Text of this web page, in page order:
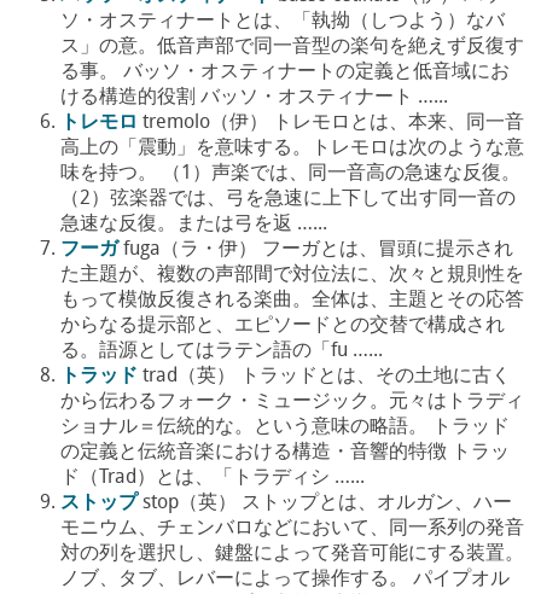
ソ・オスティナートとは、「執拗（しつよう）なバ
ス」の意。低音声部で同一音型の楽句を絶えず反復す
る事。 バッソ・オスティナートの定義と低音域にお
ける構造的役割 バッソ・オスティナート …...
トレモロ tremolo（伊） トレモロとは、本来、同一音
高上の「震動」を意味する。トレモロは次のような意
味を持つ。 （1）声楽では、同一音高の急速な反復。
（2）弦楽器では、弓を急速に上下して出す同一音の
急速な反復。または弓を返 …...
フーガ fuga（ラ・伊） フーガとは、冒頭に提示され
た主題が、複数の声部間で対位法に、次々と規則性を
もって模倣反復される楽曲。全体は、主題とその応答
からなる提示部と、エピソードとの交替で構成され
る。語源としてはラテン語の「fu …...
トラッド trad（英） トラッドとは、その土地に古く
から伝わるフォーク・ミュージック。元々はトラディ
ショナル＝伝統的な。という意味の略語。 トラッド
の定義と伝統音楽における構造・音響的特徴 トラッ
ド（Trad）とは、「トラディシ …...
ストップ stop（英） ストップとは、オルガン、ハー
モニウム、チェンバロなどにおいて、同一系列の発音
対の列を選択し、鍵盤によって発音可能にする装置。
ノブ、タブ、レバーによって操作する。 パイプオル